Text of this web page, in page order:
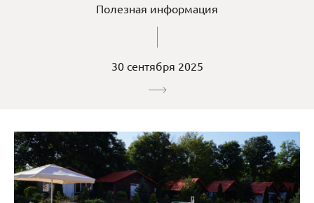
Полезная информация
30 сентября 2025